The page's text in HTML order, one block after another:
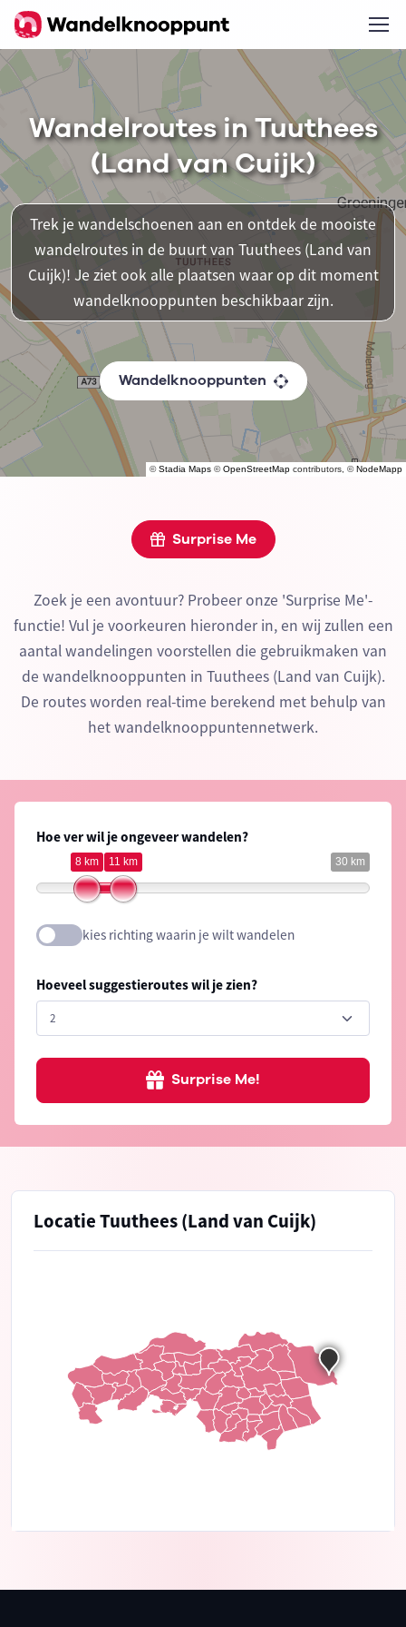
©Stadia Maps ©OpenStreetMap contributors, ©NodeMapp
Wandelroutes in Tuuthees
(Land van Cuijk)
Trek je wandelschoenen aan en ontdek de mooiste
wandelroutes in de buurt van Tuuthees (Land van
Cuijk)! Je ziet ook alle plaatsen waar op dit moment
wandelknooppunten beschikbaar zijn.
Wandelknooppunten
Surprise Me
Zoek je een avontuur? Probeer onze 'Surprise Me'-
functie! Vul je voorkeuren hieronder in, en wij zullen een
aantal wandelingen voorstellen die gebruikmaken van
de wandelknooppunten in Tuuthees (Land van Cuijk).
De routes worden real-time berekend met behulp van
het wandelknooppuntennetwerk.
Hoe ver wil je ongeveer wandelen?
30 km
8 km 11 km
kies richting waarin je wilt wandelen
Hoeveel suggestieroutes wil je zien?
Surprise Me!
Locatie Tuuthees (Land van Cuijk)